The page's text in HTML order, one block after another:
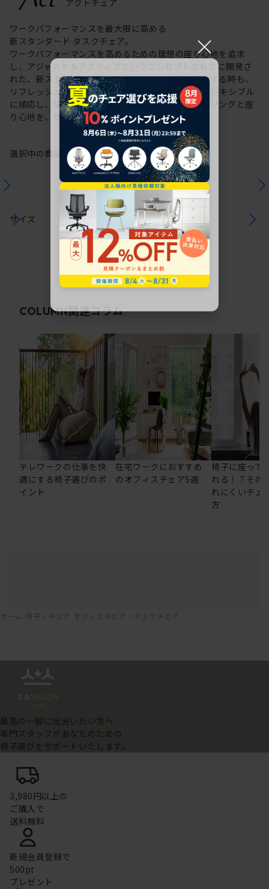
ワークパフォーマンスを最大限に高める
新スタンダード タスクチェア。
ワークパフォーマンスを高めるための理想の座り心地を追求
し、アジャスト＆アクティブというコンセプトのもとに開発さ
れた、新スタンダードのタスクチェア。作業に集中する時も、
リフレッシュする時も、座る姿勢や身体の動きにフレキシブル
に順応し、快適にサポートします。新感覚のスタイリングと座
り心地を、ぜひご体感ください。
選択中の商品情報保証注意事項
サイズ
COLUMN関連コラム
テレワークの仕事を快
適にする椅子選びのポ
イント
在宅ワークにおすすめ
のオフィスチェア5選
椅子に座って
れる！？その
れにくいチェ
方
ホーム 椅子・チェア オフィスチェア・デスクチェア
最高の一脚に出会いたい方へ
専門スタッフがあなたのための
椅子選びをサポートいたします。
3,980円以上の
ご購入で
送料無料
新規会員登録で
500pt
プレゼント
×